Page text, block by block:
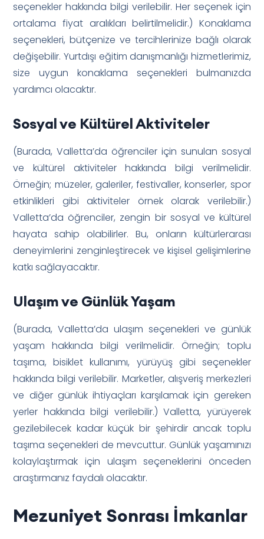
seçenekler hakkında bilgi verilebilir. Her seçenek için
ortalama fiyat aralıkları belirtilmelidir.) Konaklama
seçenekleri, bütçenize ve tercihlerinize bağlı olarak
değişebilir. Yurtdışı eğitim danışmanlığı hizmetlerimiz,
size uygun konaklama seçenekleri bulmanızda
yardımcı olacaktır.
Sosyal ve Kültürel Aktiviteler
(Burada, Valletta’da öğrenciler için sunulan sosyal
ve kültürel aktiviteler hakkında bilgi verilmelidir.
Örneğin; müzeler, galeriler, festivaller, konserler, spor
etkinlikleri gibi aktiviteler örnek olarak verilebilir.)
Valletta’da öğrenciler, zengin bir sosyal ve kültürel
hayata sahip olabilirler. Bu, onların kültürlerarası
deneyimlerini zenginleştirecek ve kişisel gelişimlerine
katkı sağlayacaktır.
Ulaşım ve Günlük Yaşam
(Burada, Valletta’da ulaşım seçenekleri ve günlük
yaşam hakkında bilgi verilmelidir. Örneğin; toplu
taşıma, bisiklet kullanımı, yürüyüş gibi seçenekler
hakkında bilgi verilebilir. Marketler, alışveriş merkezleri
ve diğer günlük ihtiyaçları karşılamak için gereken
yerler hakkında bilgi verilebilir.) Valletta, yürüyerek
gezilebilecek kadar küçük bir şehirdir ancak toplu
taşıma seçenekleri de mevcuttur. Günlük yaşamınızı
kolaylaştırmak için ulaşım seçeneklerini önceden
araştırmanız faydalı olacaktır.
Mezuniyet Sonrası İmkanlar